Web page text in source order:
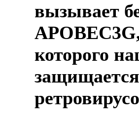
вызывает
которого